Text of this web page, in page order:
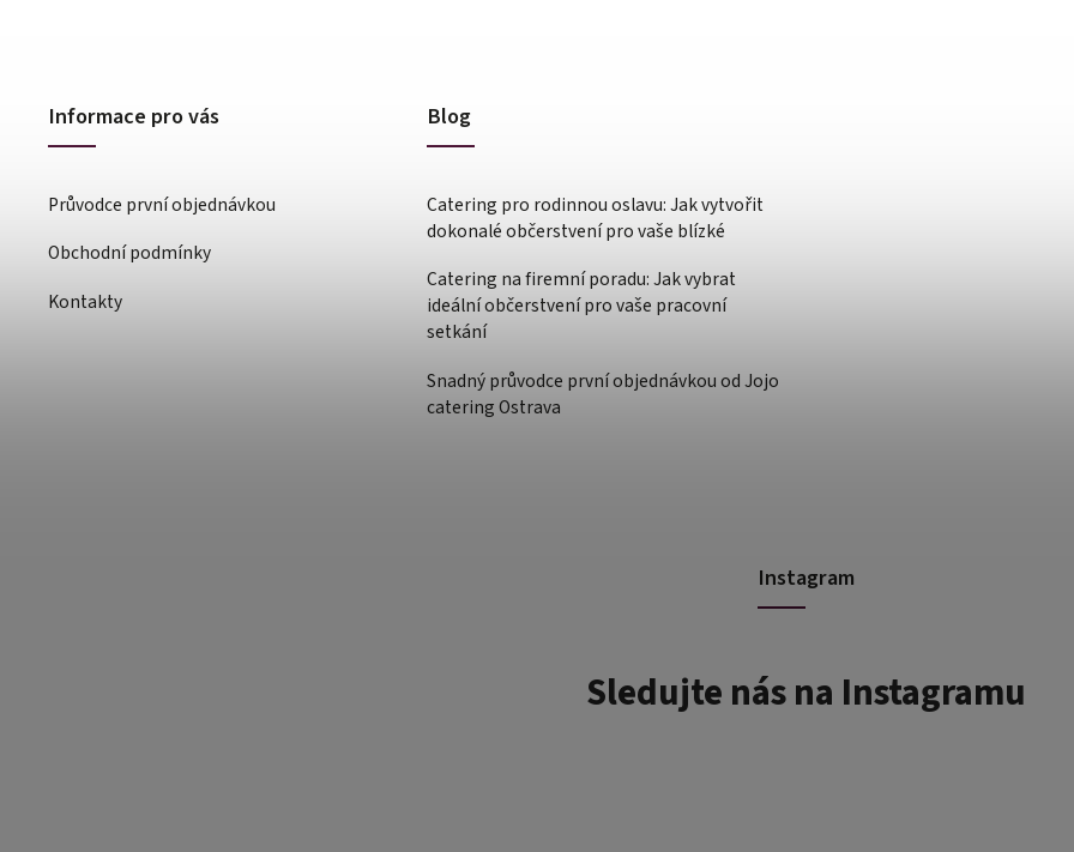
Informace pro vás
Průvodce první objednávkou
Obchodní podmínky
Kontakty
Blog
Catering pro rodinnou oslavu: Jak vytvořit
dokonalé občerstvení pro vaše blízké
Catering na firemní poradu: Jak vybrat
ideální občerstvení pro vaše pracovní
setkání
Snadný průvodce první objednávkou od Jojo
catering Ostrava
Instagram
Sledujte nás na Instagramu